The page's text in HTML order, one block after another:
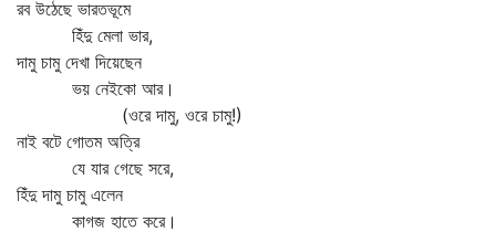
রব উঠেছে ভারতভূমে
হিঁদু মেলা ভার,
দামু চামু দেখা দিয়েছেন
ভয় নেইকো আর।
(ওরে দামু, ওরে চামু!)
নাই বটে গোতম অত্রি
যে যার গেছে সরে,
হিঁদু দামু চামু এলেন
কাগজ হাতে করে।